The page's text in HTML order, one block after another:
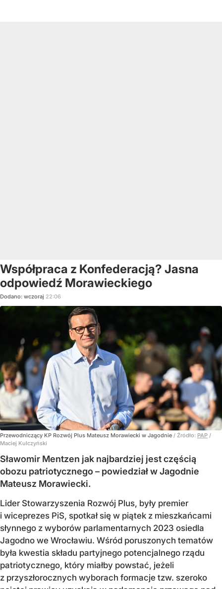
Współpraca z Konfederacją? Jasna
odpowiedź Morawieckiego
Dodano: wczoraj 22:06
Przewodniczący KP Rozwój Plus Mateusz Morawiecki w Jagodnie / Źródło: PAP /
Maciej Kulczyński
Sławomir Mentzen jak najbardziej jest częścią
obozu patriotycznego – powiedział w Jagodnie
Mateusz Morawiecki.
Lider Stowarzyszenia Rozwój Plus, były premier
i wiceprezes PiS, spotkał się w piątek z mieszkańcami
słynnego z wyborów parlamentarnych 2023 osiedla
Jagodno we Wrocławiu. Wśród poruszonych tematów
była kwestia składu partyjnego potencjalnego rządu
patriotycznego, który miałby powstać, jeżeli
z przyszłorocznych wyborach formacje tzw. szeroko